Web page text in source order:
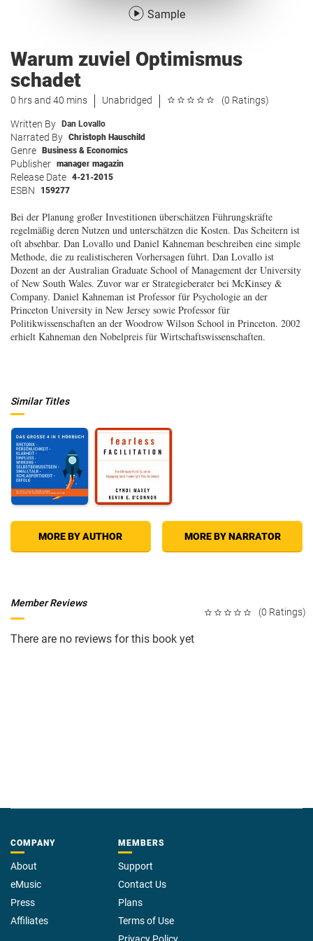
Sample
Warum zuviel Optimismus
schadet
0 hrs and 40 mins Unabridged (0 Ratings)
Written By Dan Lovallo
Narrated By Christoph Hauschild
Genre Business & Economics
Publisher manager magazin
Release Date 4-21-2015
ESBN 159277
Bei der Planung großer Investitionen überschätzen Führungskräfte
regelmäßig deren Nutzen und unterschätzen die Kosten. Das Scheitern ist
oft absehbar. Dan Lovallo und Daniel Kahneman beschreiben eine simple
Methode, die zu realistischeren Vorhersagen führt. Dan Lovallo ist
Dozent an der Australian Graduate School of Management der University
of New South Wales. Zuvor war er Strategieberater bei McKinsey &
Company. Daniel Kahneman ist Professor für Psychologie an der
Princeton University in New Jersey sowie Professor für
Politikwissenschaften an der Woodrow Wilson School in Princeton. 2002
erhielt Kahneman den Nobelpreis für Wirtschaftswissenschaften.
Similar Titles
MORE BY AUTHOR MORE BY NARRATOR
(0 Ratings)
Member Reviews
There are no reviews for this book yet
COMPANY
About
eMusic
Press
Affiliates
MEMBERS
Support
Contact Us
Plans
Terms of Use